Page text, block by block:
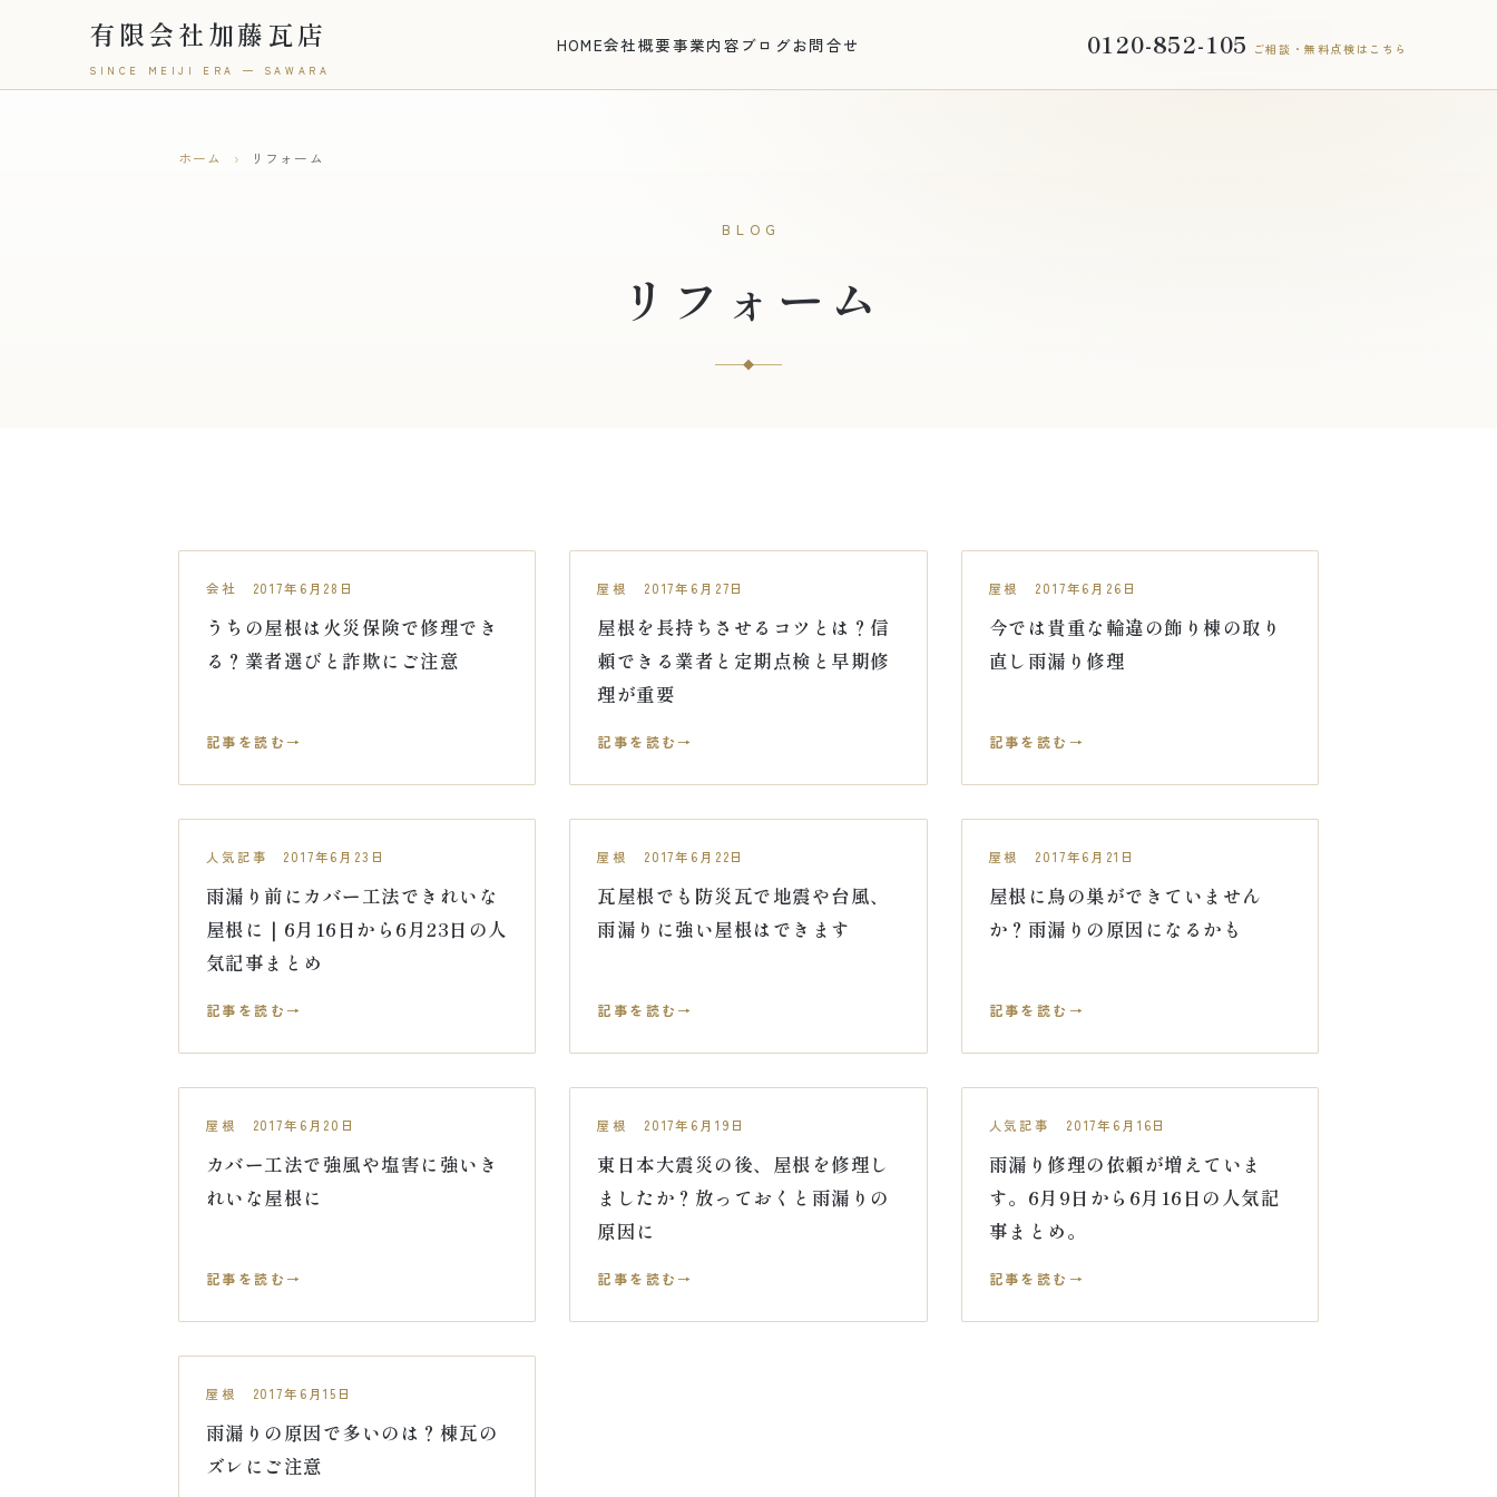
有限会社加藤瓦店
SINCE MEIJI ERA — SAWARA
HOME会社概要事業内容 ブログお問合せ 0120-852-105 ご相談・無料点検はこちら
ホーム › リフォーム
BLOG
リフォーム
会社 2017年6月28日
うちの屋根は火災保険で修理でき
る？業者選びと詐欺にご注意
記事を読む
屋根 2017年6月27日
屋根を長持ちさせるコツとは？信
頼できる業者と定期点検と早期修
理が重要
記事を読む
屋根 2017年6月26日
今では貴重な輪違の飾り棟の取り
直し雨漏り修理
記事を読む
人気記事 2017年6月23日
雨漏り前にカバー工法できれいな
屋根に｜6月16日から6月23日の人
気記事まとめ
記事を読む
屋根 2017年6月22日
瓦屋根でも防災瓦で地震や台風、
雨漏りに強い屋根はできます
記事を読む
屋根 2017年6月21日
屋根に鳥の巣ができていません
か？雨漏りの原因になるかも
記事を読む
屋根 2017年6月20日
カバー工法で強風や塩害に強いき
れいな屋根に
記事を読む
屋根 2017年6月19日
東日本大震災の後、屋根を修理し
ましたか？放っておくと雨漏りの
原因に
記事を読む
人気記事 2017年6月16日
雨漏り修理の依頼が増えていま
す。6月9日から6月16日の人気記
事まとめ。
記事を読む
屋根 2017年6月15日
雨漏りの原因で多いのは？棟瓦の
ズレにご注意